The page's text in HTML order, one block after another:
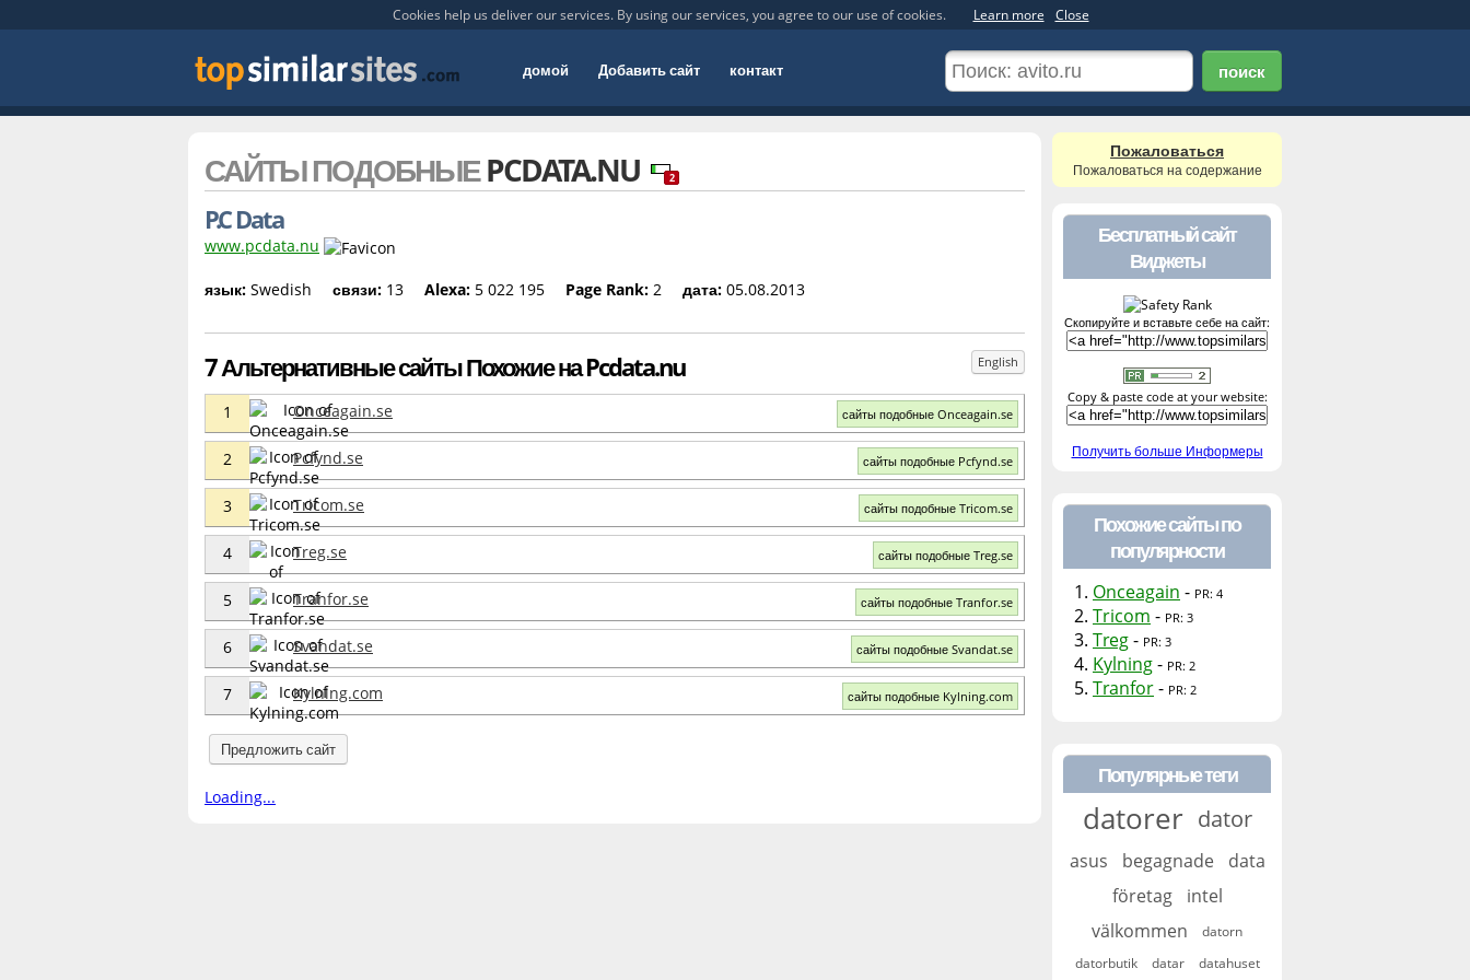
Cookies help us deliver our services. By using our services, you agree to our use of cookies. Learn more Close
домой Добавить сайт контакт поиск
САЙТЫ ПОДОБНЫЕPCDATA.NU 2
P.C Data
www.pcdata.nu
язык: Swedish связи: 13 Alexa: 5 022 195 Page Rank: 2 дата: 05.08.2013
7 Альтернативные сайты Похожие на Pcdata.nu English
1 Onceagain.se сайты подобные Onceagain.se
2 Pcfynd.se сайты подобные Pcfynd.se
3 Tricom.se сайты подобные Tricom.se
4 Treg.se сайты подобные Treg.se
5 Tranfor.se сайты подобные Tranfor.se
6 Svandat.se сайты подобные Svandat.se
7 Kylning.com сайты подобные Kylning.com
Предложить сайт
Loading...
Пожаловаться
Пожаловаться на содержание
Бесплатный сайт
Виджеты
Скопируйте и вставьте себе на сайт:
Copy & paste code at your website:
Получить больше Информеры
Похожие сайты по
популярности
1. Onceagain - PR: 4
2. Tricom - PR: 3
3. Treg- PR: 3
4. Kylning- PR: 2
5. Tranfor- PR: 2
Популярные теги
datorer dator
asus begagnade
data
företag
intel
välkommen
datorn
datorbutik
datar datahuset